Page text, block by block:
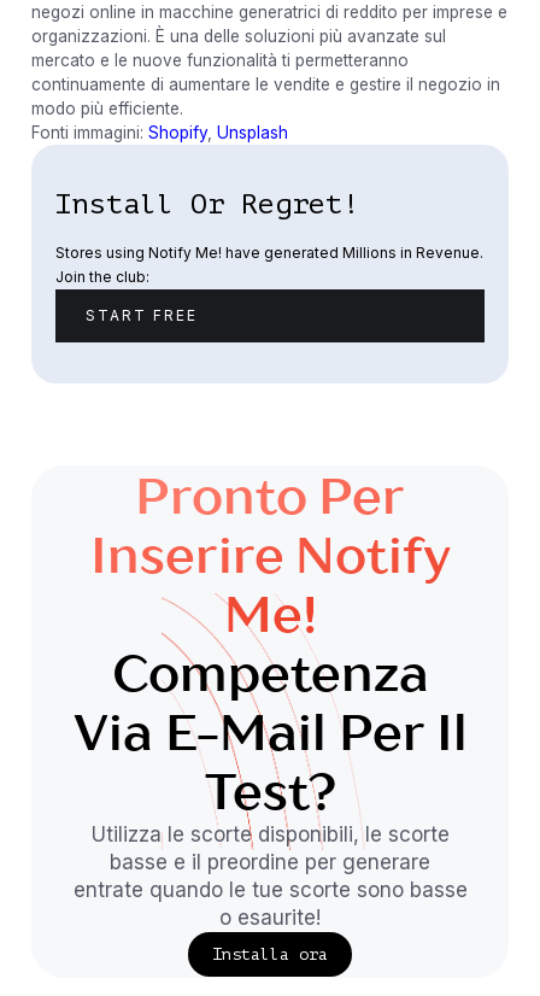
negozi online in macchine generatrici di reddito per imprese e
organizzazioni. È una delle soluzioni più avanzate sul
mercato e le nuove funzionalità ti permetteranno
continuamente di aumentare le vendite e gestire il negozio in
modo più efficiente.
Fonti immagini: Shopify, Unsplash
Install Or Regret!
Stores using Notify Me! have generated Millions in Revenue.
Join the club:
START FREE
Pronto Per
Inserire Notify
Me!
Competenza
Via E-Mail Per Il
Test?
Utilizza le scorte disponibili, le scorte
basse e il preordine per generare
entrate quando le tue scorte sono basse
o esaurite!
Installa ora